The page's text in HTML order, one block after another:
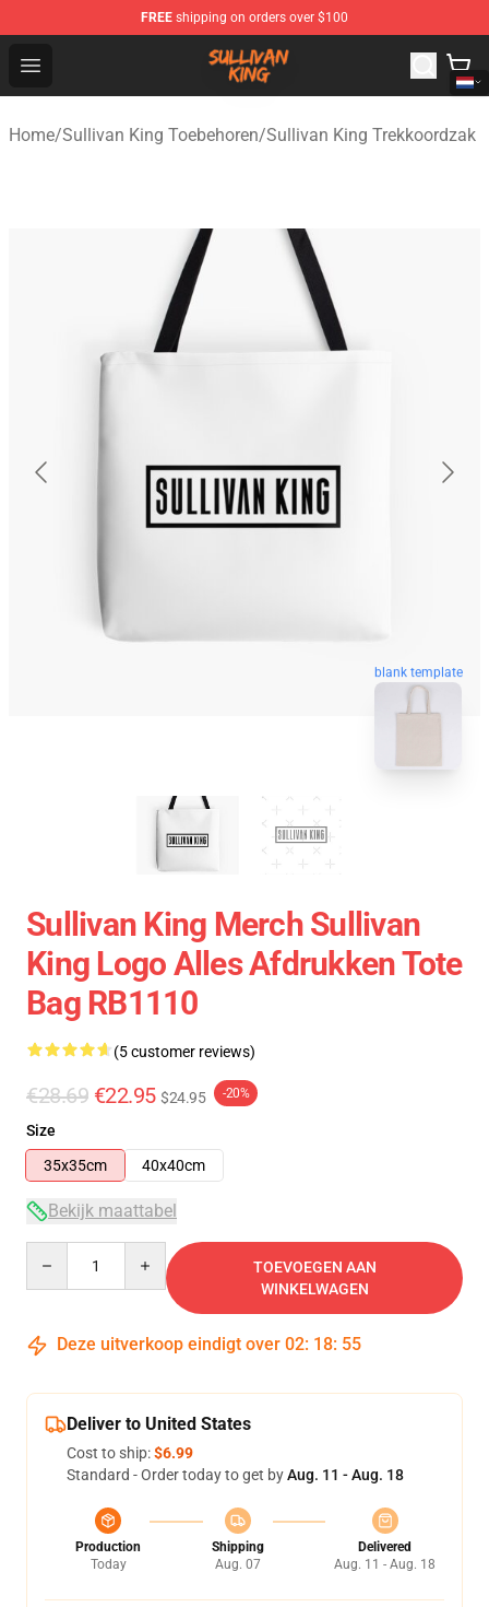
FREE shipping on orders over $100
Open menu
Sullivan King Shop - Official Sullivan King Merchandise
Home/Sullivan King Toebehoren/Sullivan King Trekkoordzak
blank template
Sullivan King Merch Sullivan
King Logo Alles Afdrukken Tote
Bag RB1110
(5 customer reviews)
€28.69 €22.95 $24.95 -20%
Size
35x35cm
40x40cm
Bekijk maattabel
TOEVOEGEN AAN
WINKELWAGEN
Deze uitverkoop eindigt over 02: 18: 54
Deliver to United States
Cost to ship:$6.99
Standard - Order today to get byAug. 11 - Aug. 18
Production
Today
Shipping
Aug. 07
Delivered
Aug. 11 - Aug. 18